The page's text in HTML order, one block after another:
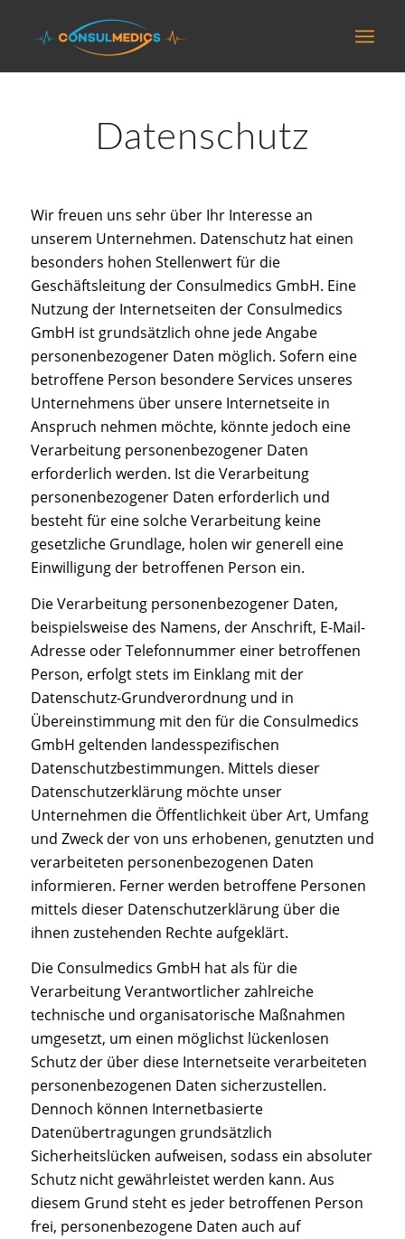
Datenschutz
Wir freuen uns sehr über Ihr Interesse an
unserem Unternehmen. Datenschutz hat einen
besonders hohen Stellenwert für die
Geschäftsleitung der Consulmedics GmbH. Eine
Nutzung der Internetseiten der Consulmedics
GmbH ist grundsätzlich ohne jede Angabe
personenbezogener Daten möglich. Sofern eine
betroffene Person besondere Services unseres
Unternehmens über unsere Internetseite in
Anspruch nehmen möchte, könnte jedoch eine
Verarbeitung personenbezogener Daten
erforderlich werden. Ist die Verarbeitung
personenbezogener Daten erforderlich und
besteht für eine solche Verarbeitung keine
gesetzliche Grundlage, holen wir generell eine
Einwilligung der betroffenen Person ein.
Die Verarbeitung personenbezogener Daten,
beispielsweise des Namens, der Anschrift, E-Mail-
Adresse oder Telefonnummer einer betroffenen
Person, erfolgt stets im Einklang mit der
Datenschutz-Grundverordnung und in
Übereinstimmung mit den für die Consulmedics
GmbH geltenden landesspezifischen
Datenschutzbestimmungen. Mittels dieser
Datenschutzerklärung möchte unser
Unternehmen die Öffentlichkeit über Art, Umfang
und Zweck der von uns erhobenen, genutzten und
verarbeiteten personenbezogenen Daten
informieren. Ferner werden betroffene Personen
mittels dieser Datenschutzerklärung über die
ihnen zustehenden Rechte aufgeklärt.
Die Consulmedics GmbH hat als für die
Verarbeitung Verantwortlicher zahlreiche
technische und organisatorische Maßnahmen
umgesetzt, um einen möglichst lückenlosen
Schutz der über diese Internetseite verarbeiteten
personenbezogenen Daten sicherzustellen.
Dennoch können Internetbasierte
Datenübertragungen grundsätzlich
Sicherheitslücken aufweisen, sodass ein absoluter
Schutz nicht gewährleistet werden kann. Aus
diesem Grund steht es jeder betroffenen Person
frei, personenbezogene Daten auch auf